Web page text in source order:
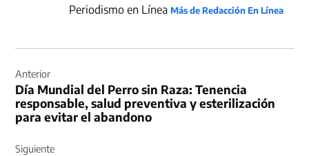
Periodismo en LíneaMás de Redacción En Línea
de
entradas
Anterior
Día Mundial del Perro sin Raza: Tenencia
responsable, salud preventiva y esterilización
para evitar el abandono
Siguiente